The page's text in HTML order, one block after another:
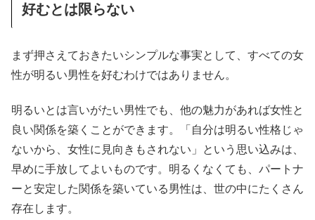
好むとは限らない
まず押さえておきたいシンプルな事実として、すべての女
性が明るい男性を好むわけではありません。
明るいとは言いがたい男性でも、他の魅力があれば女性と
良い関係を築くことができます。「自分は明るい性格じゃ
ないから、女性に見向きもされない」という思い込みは、
早めに手放してよいものです。明るくなくても、パートナ
ーと安定した関係を築いている男性は、世の中にたくさん
存在します。